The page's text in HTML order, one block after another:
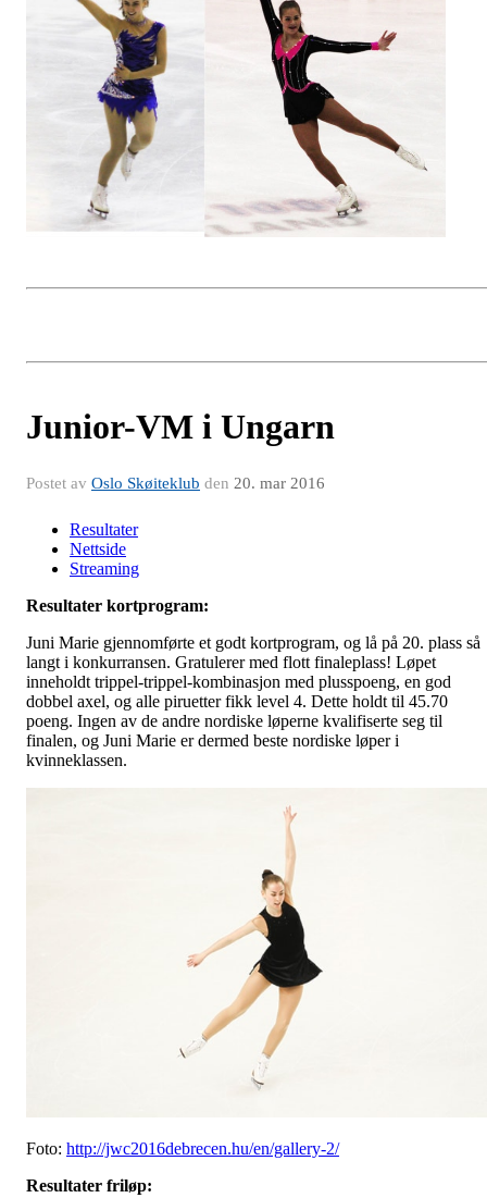
Junior-VM i Ungarn
Postet av Oslo Skøiteklub den 20. mar 2016
Resultater
Nettside
Streaming
Resultater kortprogram:
Juni Marie gjennomførte et godt kortprogram, og lå på 20. plass så
langt i konkurransen. Gratulerer med flott finaleplass! Løpet
inneholdt trippel-trippel-kombinasjon med plusspoeng, en god
dobbel axel, og alle piruetter fikk level 4. Dette holdt til 45.70
poeng. Ingen av de andre nordiske løperne kvalifiserte seg til
finalen, og Juni Marie er dermed beste nordiske løper i
kvinneklassen.
Foto: http://jwc2016debrecen.hu/en/gallery-2/
Resultater friløp: